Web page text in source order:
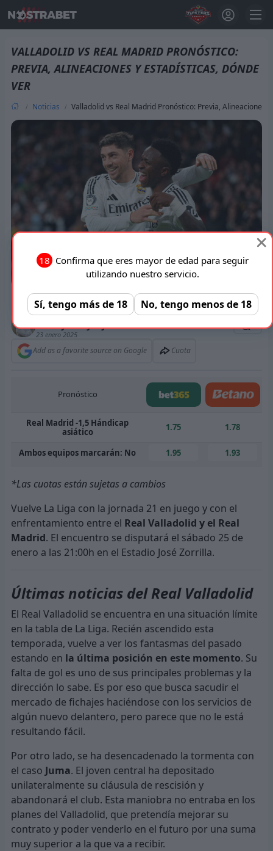
VALLADOLID VS REAL MADRID PRONÓSTICO:
PREVIA, ALINEACIONES Y ESTADÍSTICAS, DÓNDE
VER
Noticias Valladolid vs Real Madrid Pronóstico: Previa, Alineaciones
Federico Valverde y Vinicius Júnior (Foto: BTA)
Autor/a
Kristiyan Kyulyunkov
23 enero 2025
Add as a favorite source on Google Cuota
Pronóstico
Real Madrid -1,5 Hándicap
asiático
1.75 1.78
Ambos equipos marcarán: No 1.95 1.93
*Las cuotas están sujetas a cambios
Vuelve La Liga con la jornada 21 en juego y con el
enfrentamiento entre el Real Valladolid y el Real
Madrid. El encuentro se disputará el sábado 25 de
enero a las 21:00h en el Estadio José Zorrilla.
Últimas noticias del Real Valladolid
El Real Valladolid se encuentra en una situación límite
en la tabla de La Liga. Recién ascendido esta
temporada, vuelve a ver los fantasmas del pasado
estando en la última posición en este momento. Su
falta de gol es uno de sus principales problemas y la
dirección lo sabe. Es por eso que busca sacudir el
mercado de fichajes haciéndose con los servicios de
algún nuevo delantero, pero parece que no le está
resultando fácil.
Por otro lado, se ha desencadenado la tormenta con
el caso Juma. El joven central ha depositado
unilateralmente su cláusula de rescisión y
abandonará el club. Esta maniobra no entraba en los
planes del Valladolid, que pretendía mejorar su
contrato y poder venderlo en el futuro por una suma
muy superior a la que va a recibir.
18 Confirma que eres mayor de edad para seguir
utilizando nuestro servicio.
Sí, tengo más de 18 No, tengo menos de 18